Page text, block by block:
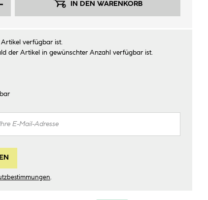
IN DEN WARENKORB
verfügbar ist.
der Artikel in gewünschter Anzahl verfügbar ist.